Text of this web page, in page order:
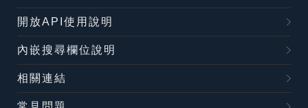
開放API使用說明
內嵌搜尋欄位說明
相關連結